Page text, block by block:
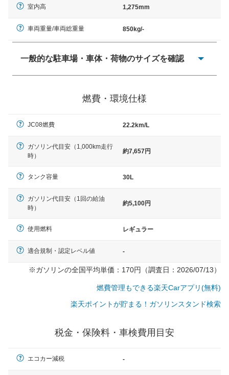
室内高 1,275mm
車両重量/車両総重量 850kg/-
一般的な駐車場・車体・荷物のサイズを確認
× 長さ 5,000mm 車路幅 5,000mmというサイズが標準値
燃費・環境仕様
JC08燃費 22.2km/L
ガソリン代目安（1,000km走行
時）
約7,657円
タンク容量 30L
ガソリン代目安（1回の給油
時）
約5,100円
使用燃料 レギュラー
適合規制・認定レベル値 -
※ガソリンの全国平均単価：170円（調査日：2026/07/13）
燃費管理もできる楽天Carアプリ(無料)
楽天ポイントが貯まる！ガソリンスタンド検索
税金・保険料・車検費用目安
エコカー減税 -